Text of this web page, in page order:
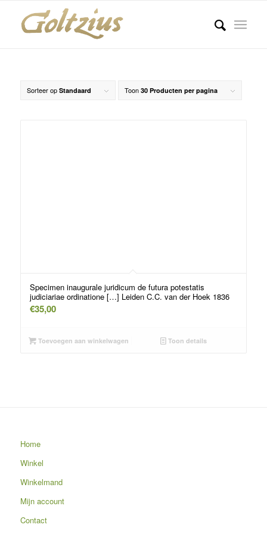
Sorteer op Standaard Toon 30 Producten per pagina
Specimen inaugurale juridicum de futura potestatis
judiciariae ordinatione […] Leiden C.C. van der Hoek 1836
€35,00
Toevoegen aan winkelwagen Toon details
Home
Winkel
Winkelmand
Mijn account
Contact